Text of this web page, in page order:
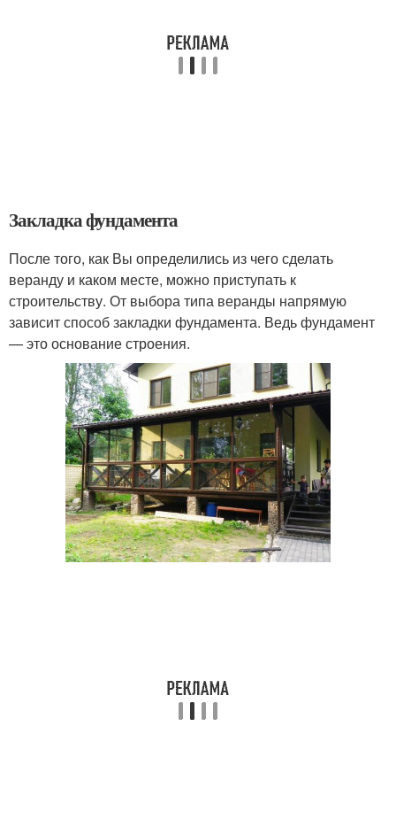
Закладка фундамента
После того, как Вы определились из чего сделать
веранду и каком месте, можно приступать к
строительству. От выбора типа веранды напрямую
зависит способ закладки фундамента. Ведь фундамент
— это основание строения.